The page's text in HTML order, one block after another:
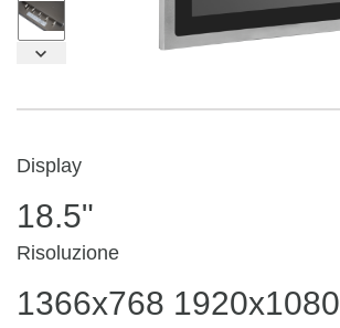
Display
18.5"
Risoluzione
1366x768 1920x1080